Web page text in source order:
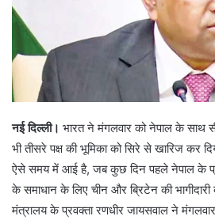
नई दिल्ली। भारत ने मंगलवार को नेपाल के साथ
भी तीसरे पक्ष की भूमिका को सिरे से खारिज कर
ऐसे समय में आई है, जब कुछ दिन पहले नेपाल के
के समाधान के लिए चीन और ब्रिटेन की
मंत्रालय के प्रवक्ता रणधीर जायसवाल ने